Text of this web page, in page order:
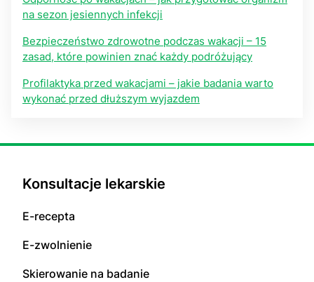
na sezon jesiennych infekcji
Bezpieczeństwo zdrowotne podczas wakacji – 15
zasad, które powinien znać każdy podróżujący
Profilaktyka przed wakacjami – jakie badania warto
wykonać przed dłuższym wyjazdem
Konsultacje lekarskie
E-recepta
E-zwolnienie
Skierowanie na badanie